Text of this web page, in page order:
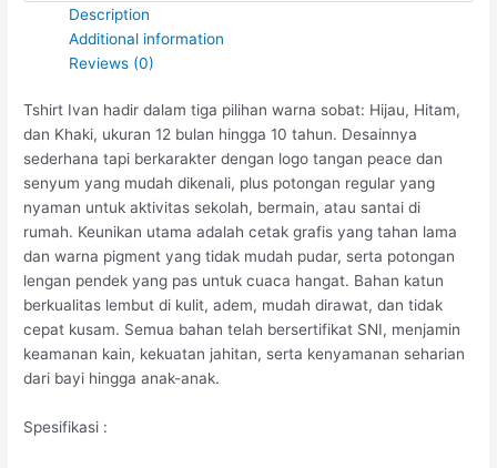
Description
Additional information
Reviews (0)
Tshirt Ivan hadir dalam tiga pilihan warna sobat: Hijau, Hitam,
dan Khaki, ukuran 12 bulan hingga 10 tahun. Desainnya
sederhana tapi berkarakter dengan logo tangan peace dan
senyum yang mudah dikenali, plus potongan regular yang
nyaman untuk aktivitas sekolah, bermain, atau santai di
rumah. Keunikan utama adalah cetak grafis yang tahan lama
dan warna pigment yang tidak mudah pudar, serta potongan
lengan pendek yang pas untuk cuaca hangat. Bahan katun
berkualitas lembut di kulit, adem, mudah dirawat, dan tidak
cepat kusam. Semua bahan telah bersertifikat SNI, menjamin
keamanan kain, kekuatan jahitan, serta kenyamanan seharian
dari bayi hingga anak-anak.
Spesifikasi :